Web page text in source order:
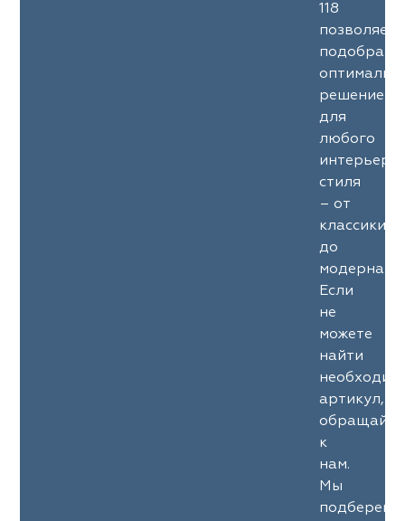
118
позволяет
подобрать
решение
для
любого
стиля
– от
классики
до
модерна.
Если
не
можете
найти
артикул,
к
нам.
Мы
подберем